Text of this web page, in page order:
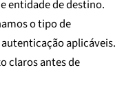
entidade de destino.
o tipo de
aplicáveis.
claros antes de